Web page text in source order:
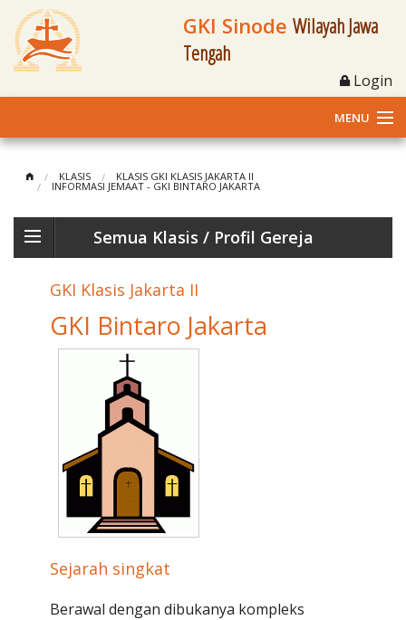
GKI Sinode Wilayah Jawa
Tengah
Login
MENU
Klasis dan Jemaat
Berita Kegiatan
Fasilitas
KLASIS KLASIS GKI KLASIS JAKARTA II
INFORMASI JEMAAT - GKI BINTARO JAKARTA
Semua Klasis / Profil Gereja
GKI Klasis Jakarta II
GKI Bintaro Jakarta
Sejarah singkat
Berawal dengan dibukanya kompleks